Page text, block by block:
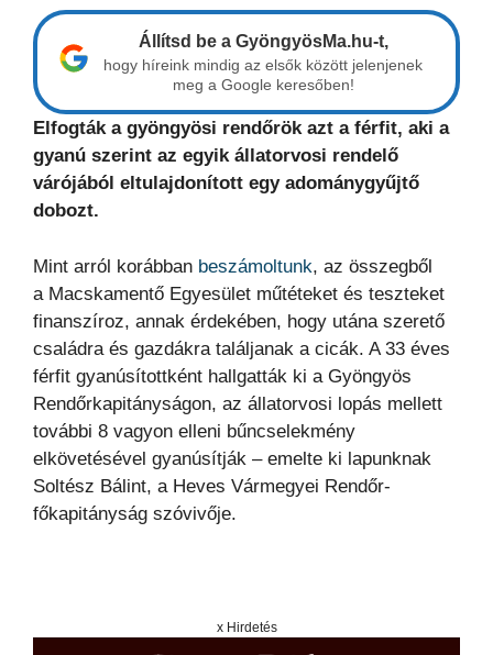
Állítsd be a GyöngyösMa.hu-t,
hogy híreink mindig az elsők között jelenjenek
meg a Google keresőben!
Elfogták a gyöngyösi rendőrök azt a férfit, aki a
gyanú szerint az egyik állatorvosi rendelő
várójából eltulajdonított egy adománygyűjtő
dobozt.
Mint arról korábban beszámoltunk, az összegből
a Macskamentő Egyesület műtéteket és teszteket
finanszíroz, annak érdekében, hogy utána szerető
családra és gazdákra találjanak a cicák. A 33 éves
férfit gyanúsítottként hallgatták ki a Gyöngyös
Rendőrkapitányságon, az állatorvosi lopás mellett
további 8 vagyon elleni bűncselekmény
elkövetésével gyanúsítják – emelte ki lapunknak
Soltész Bálint, a Heves Vármegyei Rendőr-
főkapitányság szóvivője.
x Hirdetés